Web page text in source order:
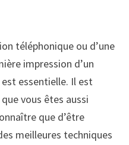
téléphonique ou d’une
impression d’un
essentielle. Il est
vous êtes aussi
que d’être
meilleures techniques